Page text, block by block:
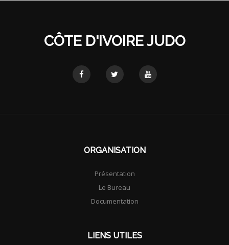
CÔTE D'IVOIRE JUDO
ORGANISATION
Présentation
Le Bureau
Documentation
LIENS UTILES